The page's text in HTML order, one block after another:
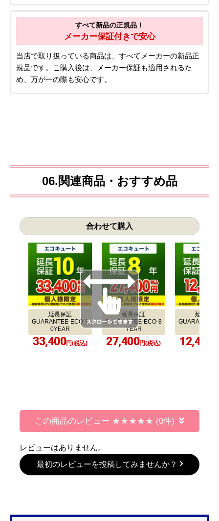
すべて新品の正規品！
メーカー保証付きで安心
当店で取り扱っている商品は、すべてメーカーの新品正
規品です。ご購入後は、メーカー保証も適用されるた
め、万が一の際も安心です。
06.関連商品・おすすめ品
合わせて購入
延長保証
GUARANTEE-ECO-1
0YEAR
33,400円(税込)
延長保証
GUARANTEE-ECO-8
YEAR
27,400円(税込)
延長保証
GUARANTEE-
YEAR
12,400
この商品のレビュー (0件)
レビューはありません。
最初のレビューを投稿してみませんか？